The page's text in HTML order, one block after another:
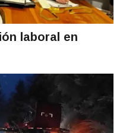
laboral en